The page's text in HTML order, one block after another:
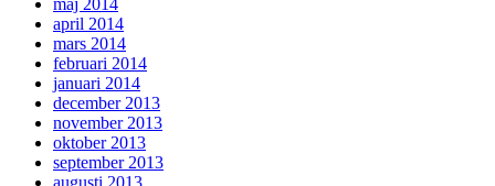
maj 2014
april 2014
mars 2014
februari 2014
januari 2014
december 2013
november 2013
oktober 2013
september 2013
augusti 2013